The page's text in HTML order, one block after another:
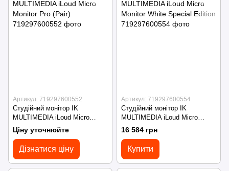
Артикул: 719297600552
Студійний монітор IK
MULTIMEDIA iLoud Micro
Monitor Pro (Pair)
Ціну уточнюйте
Дізнатися ціну
Артикул: 719297600554
Студійний монітор IK
MULTIMEDIA iLoud Micro
Monitor White Special Edition
16 584 грн
Купити